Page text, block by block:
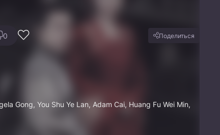
0 Поделиться
Gong, You Shu Ye Lan, Adam Cai, Huang Fu Wei Min,